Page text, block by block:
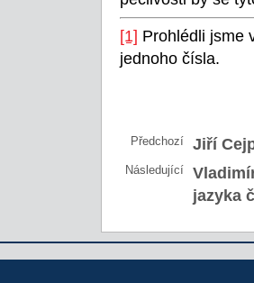
[1] Prohlédli jsme
jednoho čísla.
Předchozí Jiří
Následující
jazyka